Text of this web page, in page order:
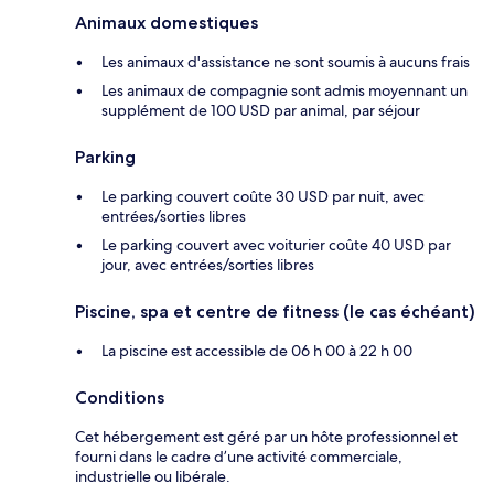
Animaux domestiques
Les animaux d'assistance ne sont soumis à aucuns frais
Les animaux de compagnie sont admis moyennant un
supplément de 100 USD par animal, par séjour
Parking
Le parking couvert coûte 30 USD par nuit, avec
entrées/sorties libres
Le parking couvert avec voiturier coûte 40 USD par
jour, avec entrées/sorties libres
Piscine, spa et centre de fitness (le cas échéant)
La piscine est accessible de 06 h 00 à 22 h 00
Conditions
Cet hébergement est géré par un hôte professionnel et
fourni dans le cadre d’une activité commerciale,
industrielle ou libérale.